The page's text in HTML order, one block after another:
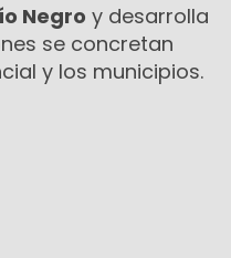
Negro y desarrolla
se concretan
y los municipios.